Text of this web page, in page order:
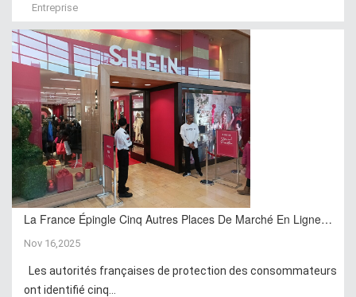
Entreprise
La France Épingle Cinq Autres Places De Marché En Ligne…
Nov 16,2025
Les autorités françaises de protection des consommateurs
ont identifié cinq...